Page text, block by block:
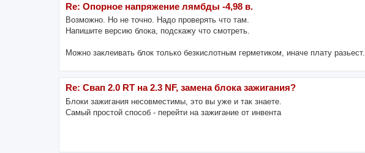
Re: Опорное напряжение лямбды -4,98 в.
Возможно. Но не точно. Надо проверять что там.
Напишите версию блока, подскажу что смотреть.
Можно заклеивать блок только безкислотным герметиком, иначе плату разьест.
Re: Свап 2.0 RT на 2.3 NF, замена блока зажигания?
Блоки зажигания несовместимы, это вы уже и так знаете.
Самый простой способ - перейти на зажигание от инвента